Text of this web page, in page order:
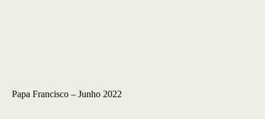
Papa Francisco – Junho 2022